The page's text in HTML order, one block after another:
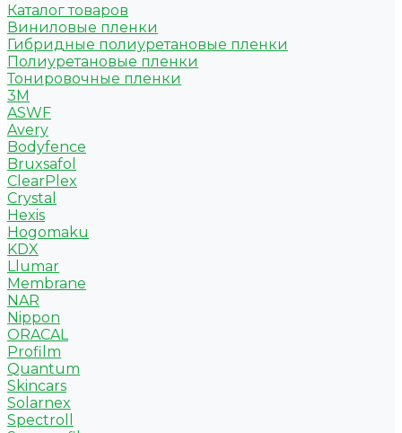
Каталог товаров
Виниловые пленки
Гибридные полиуретановые пленки
Полиуретановые пленки
Тонировочные пленки
3M
ASWF
Avery
Bodyfence
Bruxsafol
ClearPlex
Crystal
Hexis
Hogomaku
KDX
Llumar
Membrane
NAR
Nippon
ORACAL
Profilm
Quantum
Skincars
Solarnex
Spectroll